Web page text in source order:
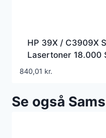
HP 39X / C3909X
Lasertoner 18.000
840,01 kr.
Se også